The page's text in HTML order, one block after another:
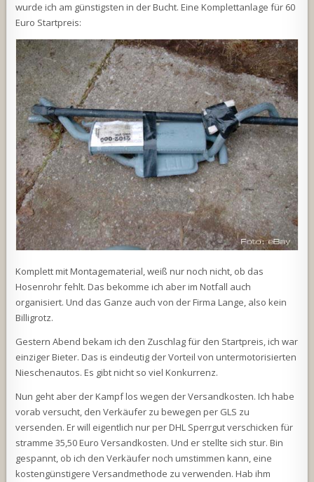
wurde ich am günstigsten in der Bucht. Eine Komplettanlage für 60
Euro Startpreis:
Komplett mit Montagematerial, weiß nur noch nicht, ob das
Hosenrohr fehlt. Das bekomme ich aber im Notfall auch
organisiert. Und das Ganze auch von der Firma Lange, also kein
Billigrotz.
Gestern Abend bekam ich den Zuschlag für den Startpreis, ich war
einziger Bieter. Das is eindeutig der Vorteil von untermotorisierten
Nieschenautos. Es gibt nicht so viel Konkurrenz.
Nun geht aber der Kampf los wegen der Versandkosten. Ich habe
vorab versucht, den Verkäufer zu bewegen per GLS zu
versenden. Er will eigentlich nur per DHL Sperrgut verschicken für
stramme 35,50 Euro Versandkosten. Und er stellte sich stur. Bin
gespannt, ob ich den Verkäufer noch umstimmen kann, eine
kostengünstigere Versandmethode zu verwenden. Hab ihm